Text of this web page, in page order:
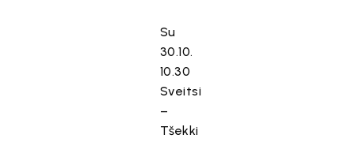
Su
30.10.
10.30
Sveitsi
–
Tšekki